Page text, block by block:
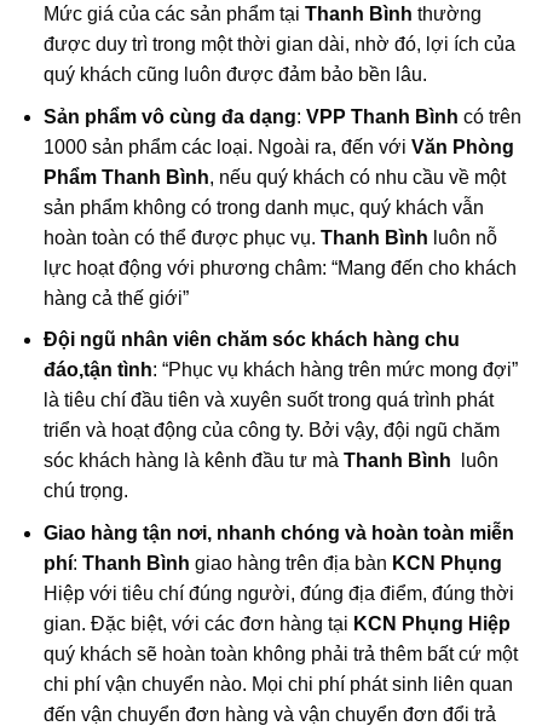
Mức giá của các sản phẩm tại Thanh Bình thường
được duy trì trong một thời gian dài, nhờ đó, lợi ích của
quý khách cũng luôn được đảm bảo bền lâu.
Sản phẩm vô cùng đa dạng: VPP Thanh Bình có trên
1000 sản phẩm các loại. Ngoài ra, đến với Văn Phòng
Phẩm Thanh Bình, nếu quý khách có nhu cầu về một
sản phẩm không có trong danh mục, quý khách vẫn
hoàn toàn có thể được phục vụ. Thanh Bình luôn nỗ
lực hoạt động với phương châm: “Mang đến cho khách
hàng cả thế giới”
Đội ngũ nhân viên chăm sóc khách hàng chu
đáo,tận tình: “Phục vụ khách hàng trên mức mong đợi”
là tiêu chí đầu tiên và xuyên suốt trong quá trình phát
triển và hoạt động của công ty. Bởi vậy, đội ngũ chăm
sóc khách hàng là kênh đầu tư mà Thanh Bình
luôn
chú trọng.
Giao hàng tận nơi, nhanh chóng và hoàn toàn miễn
phí: Thanh Bình giao hàng trên địa bàn KCN Phụng
Hiệp với tiêu chí đúng người, đúng địa điểm, đúng thời
gian. Đặc biệt, với các đơn hàng tại KCN Phụng Hiệp
quý khách sẽ hoàn toàn không phải trả thêm bất cứ một
chi phí vận chuyển nào. Mọi chi phí phát sinh liên quan
đến vận chuyển đơn hàng và vận chuyển đơn đổi trả